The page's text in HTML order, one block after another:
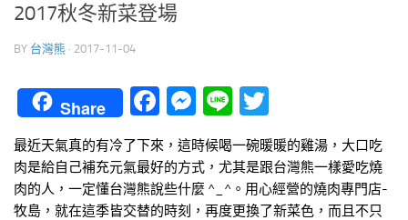
2017秋冬新菜登場
BY 台灣熊 · 2017-11-04
Share Facebook
Messenger
Line
最近天氣真的有冷了下來，這時候喝一碗暖暖的雞湯，大口吃
肉是給自己補充元氣最好的方式，尤其是跟台灣熊一樣愛吃燒
肉的人，一定懂台灣熊說些什麼 ^_^。用心經營的燒肉專門店-
牧島，就在這季皆交替的時刻，再度更換了新菜色，而且不只